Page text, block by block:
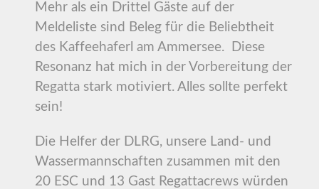
Mehr als ein Drittel Gäste auf der
Meldeliste sind Beleg für die Beliebtheit
des Kaffeehaferl am Ammersee. Diese
Resonanz hat mich in der Vorbereitung der
Regatta stark motiviert. Alles sollte perfekt
sein!
Die Helfer der DLRG, unsere Land- und
Wassermannschaften zusammen mit den
20 ESC und 13 Gast Regattacrews würden